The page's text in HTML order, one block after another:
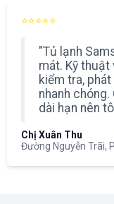
⭐⭐⭐⭐⭐
"Tủ lạnh
mát. Kỹ thuật
kiểm tra,
nhanh
dài hạn nên
Chị Xuân Thu
Đường Nguyễn Trãi,